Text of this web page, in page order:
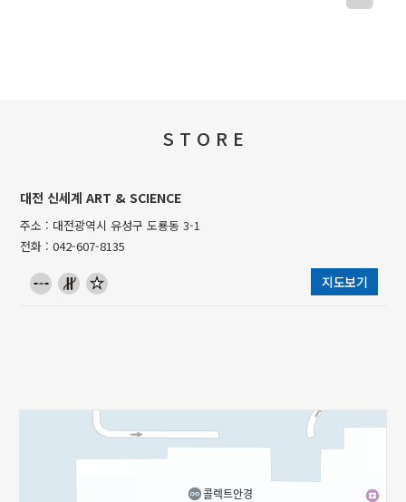
S T O R E
대전 신세계 ART & SCIENCE
주소 : 대전광역시 유성구 도룡동 3-1
전화 : 042-607-8135
지도보기